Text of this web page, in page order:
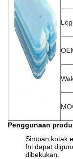
Penggunaan
Simpan kotak
Ini dapat
dibekukan.